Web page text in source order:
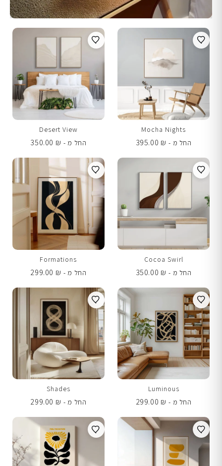
Mocha Nights
החל מ -
395.00 ₪
Desert View
החל מ -
350.00 ₪
Cocoa Swirl
החל מ -
350.00 ₪
Formations
החל מ -
299.00 ₪
Luminous
החל מ -
299.00 ₪
Shades
החל מ -
299.00 ₪